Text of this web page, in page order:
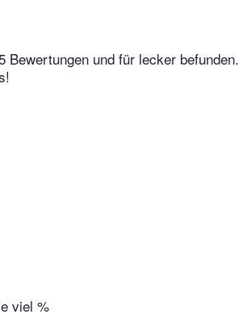
Bewertungen und für lecker befunden.
viel %